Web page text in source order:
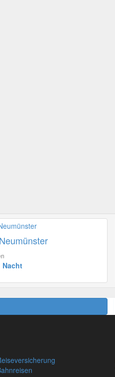
Nacht